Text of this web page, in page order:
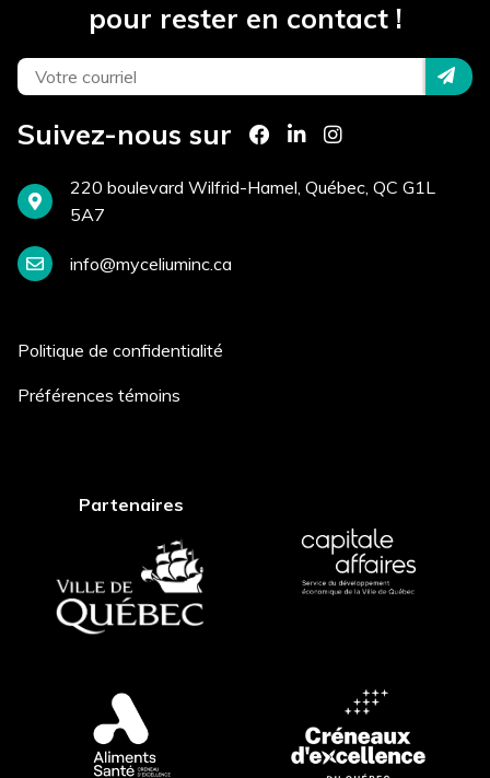
Téléphone *
Courriel *
Site Internet
Description du projet *
Comment avez-vous entendu
Postuler
pour rester en contact !
Suivez-nous sur
220 boulevard Wilfrid-Hamel, Québec, QC G1L
5A7
info@myceliuminc.ca
Politique de confidentialité
Préférences témoins
Partenaires